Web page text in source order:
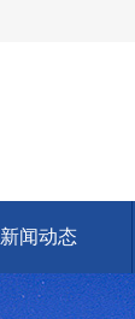
新闻动态